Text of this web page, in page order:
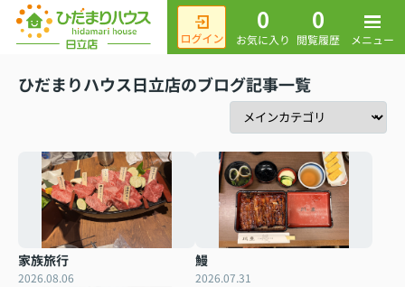
0
お気に入り
0
閲覧履歴 メニュー
ひだまりハウス日立店のブログ記事一覧
家族旅行
2026.08.06
鰻
2026.07.31